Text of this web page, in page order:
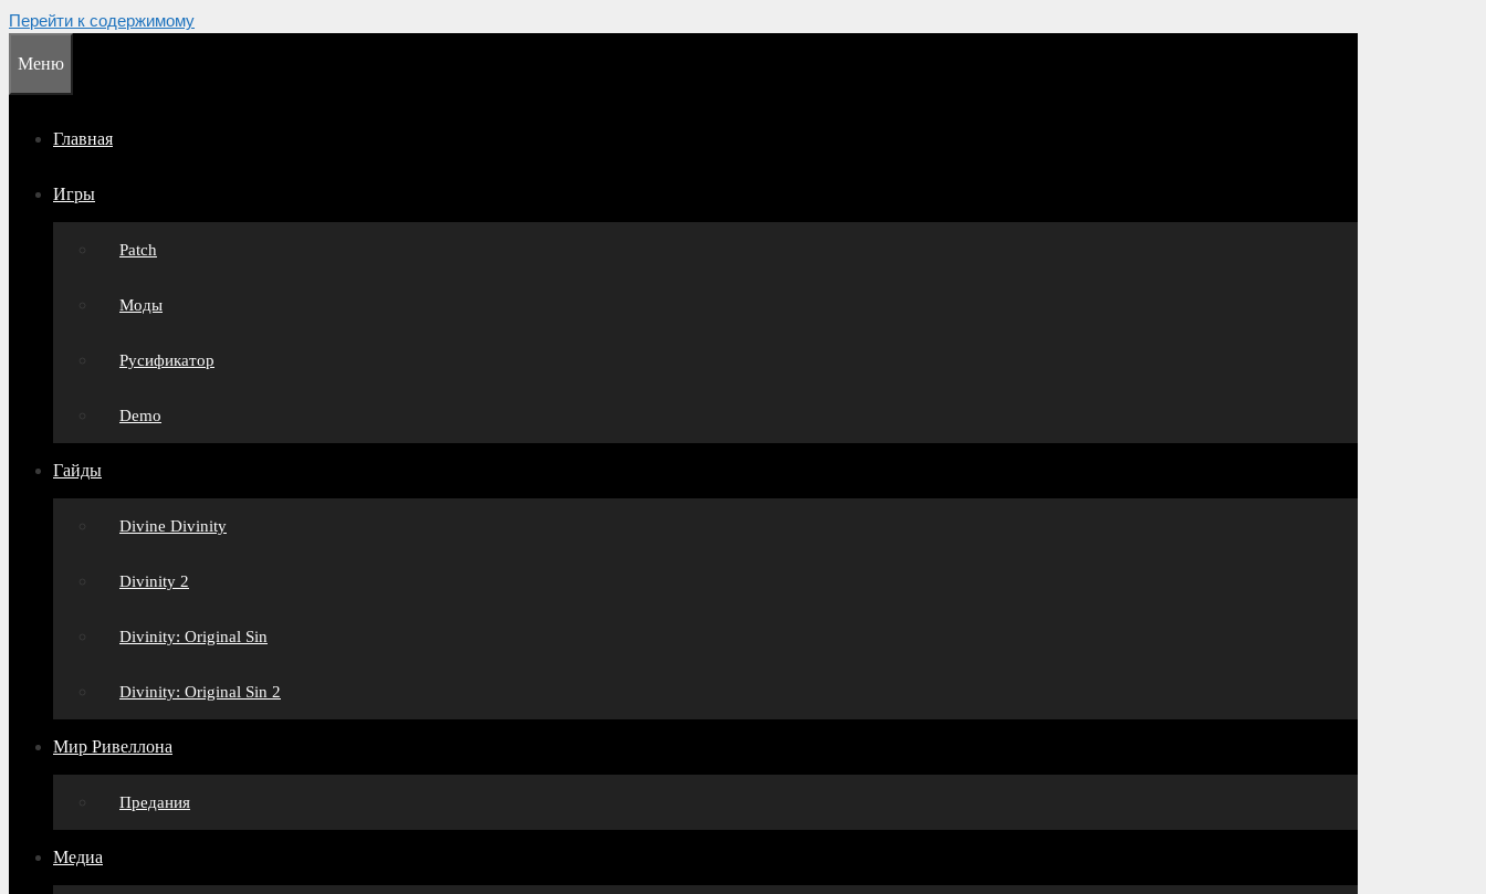
Перейти к содержимому
Меню
Главная
Игры
Patch
Моды
Русификатор
Demo
Гайды
Divine Divinity
Divinity 2
Divinity: Original Sin
Divinity: Original Sin 2
Мир Ривеллона
Предания
Медиа